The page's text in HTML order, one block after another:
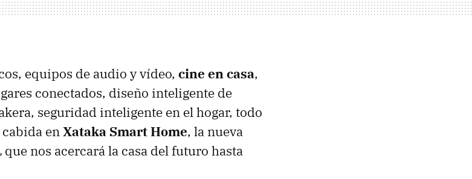
equipos de audio y vídeo, cine en casa,
conectados, diseño inteligente de
seguridad inteligente en el hogar, todo
enXataka Smart Home, la nueva
nos acercará la casa del futuro hasta